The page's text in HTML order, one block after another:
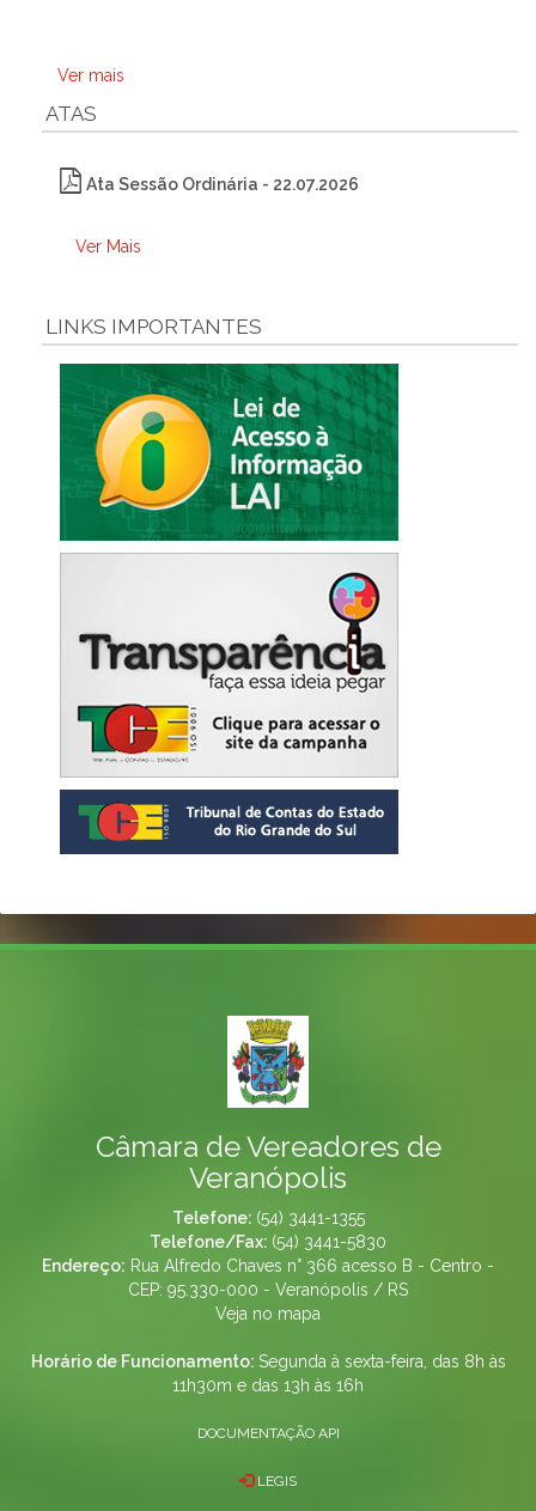
Ver mais
ATAS
Ata Sessão Ordinária - 22.07.2026
Ver Mais
LINKS IMPORTANTES
Câmara de Vereadores de
Veranópolis
Telefone: (54) 3441-1355
Telefone/Fax: (54) 3441-5830
Endereço: Rua Alfredo Chaves n° 366 acesso B - Centro -
CEP: 95.330-000 - Veranópolis / RS
Veja no mapa
Horário de Funcionamento: Segunda à sexta-feira, das 8h às
11h30m e das 13h às 16h
DOCUMENTAÇÃO API
LEGIS